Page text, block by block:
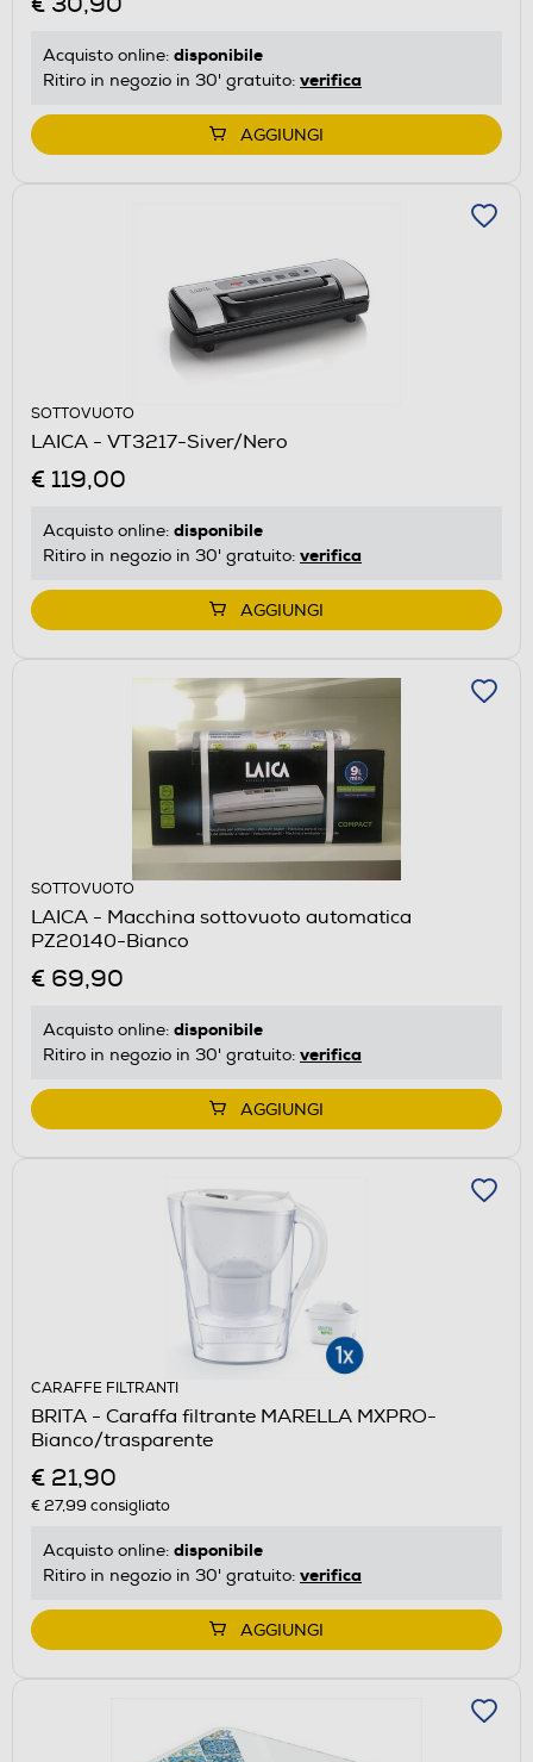
Acquisto online: disponibile
Ritiro in negozio in 30' gratuito: verifica
AGGIUNGI
SOTTOVUOTO
LAICA - VT3217-Siver/Nero
€ 119,00
Acquisto online: disponibile
Ritiro in negozio in 30' gratuito: verifica
AGGIUNGI
SOTTOVUOTO
LAICA - Macchina sottovuoto automatica
PZ20140-Bianco
€ 69,90
Acquisto online: disponibile
Ritiro in negozio in 30' gratuito: verifica
AGGIUNGI
CARAFFE FILTRANTI
BRITA - Caraffa filtrante MARELLA MXPRO-
Bianco/trasparente
€ 21,90
€ 27,99 consigliato
Acquisto online: disponibile
Ritiro in negozio in 30' gratuito: verifica
AGGIUNGI